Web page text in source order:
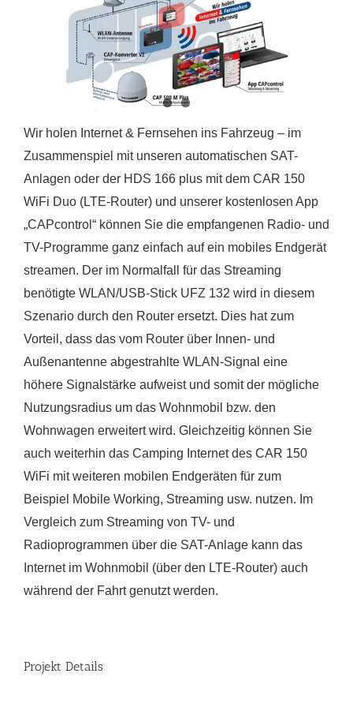
Wir holen Internet & Fernsehen ins Fahrzeug – im
Zusammenspiel mit unseren automatischen SAT-
Anlagen oder der HDS 166 plus mit dem CAR 150
WiFi Duo (LTE-Router) und unserer kostenlosen App
„CAPcontrol“ können Sie die empfangenen Radio- und
TV-Programme ganz einfach auf ein mobiles Endgerät
streamen. Der im Normalfall für das Streaming
benötigte WLAN/USB-Stick UFZ 132 wird in diesem
Szenario durch den Router ersetzt. Dies hat zum
Vorteil, dass das vom Router über Innen- und
Außenantenne abgestrahlte WLAN-Signal eine
höhere Signalstärke aufweist und somit der mögliche
Nutzungsradius um das Wohnmobil bzw. den
Wohnwagen erweitert wird. Gleichzeitig können Sie
auch weiterhin das Camping Internet des CAR 150
WiFi mit weiteren mobilen Endgeräten für zum
Beispiel Mobile Working, Streaming usw. nutzen. Im
Vergleich zum Streaming von TV- und
Radioprogrammen über die SAT-Anlage kann das
Internet im Wohnmobil (über den LTE-Router) auch
während der Fahrt genutzt werden.
Projekt Details